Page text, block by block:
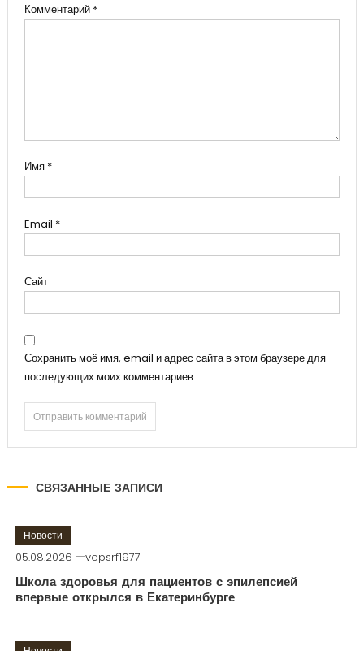
Комментарий *
Имя *
Email *
Сайт
Сохранить моё имя, email и адрес сайта в этом браузере для
последующих моих комментариев.
СВЯЗАННЫЕ ЗАПИСИ
Новости
05.08.2026 vepsrf1977
Школа здоровья для пациентов с эпилепсией
впервые открылся в Екатеринбурге